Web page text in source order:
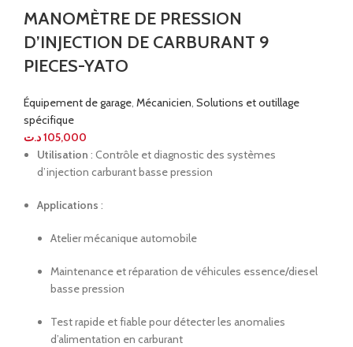
MANOMÈTRE DE PRESSION
D’INJECTION DE CARBURANT 9
PIECES-YATO
Équipement de garage, Mécanicien, Solutions et outillage
spécifique
105,000د.ت
Utilisation : Contrôle et diagnostic des systèmes
d’injection carburant basse pression
Applications :
Atelier mécanique automobile
Maintenance et réparation de véhicules essence/diesel
basse pression
Test rapide et fiable pour détecter les anomalies
d’alimentation en carburant